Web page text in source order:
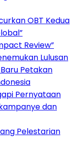
OBT Kedua
Review”
Lulusan
Petakan
Pernyataan
dan
Pelestarian